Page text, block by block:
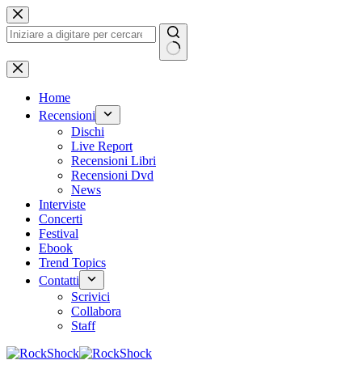
Salta
al
contenuto
Nessun
risultato
Home
Recensioni
Dischi
Live Report
Recensioni Libri
Recensioni Dvd
News
Interviste
Concerti
Festival
Ebook
Trend Topics
Contatti
Scrivici
Collabora
Staff